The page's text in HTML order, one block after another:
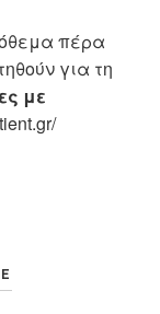
πέρα
για τη
με